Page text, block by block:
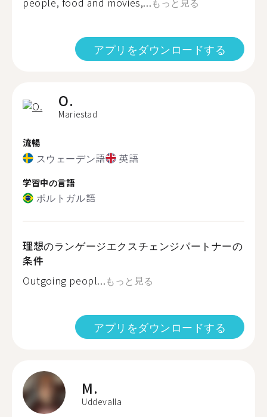
アプリをダウンロードする
O.
Mariestad
流暢
スウェーデン語 英語
学習中の言語
ポルトガル語
理想のランゲージエクスチェンジパートナーの
条件
Outgoing peopl...もっと見る
アプリをダウンロードする
M.
Uddevalla